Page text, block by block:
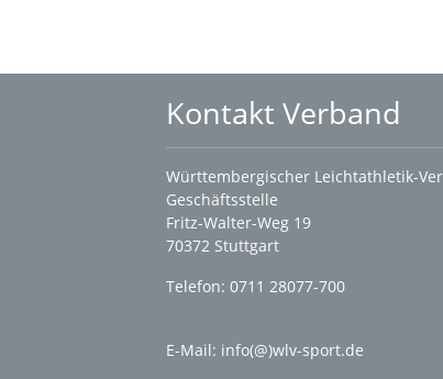
Kontakt Verband
Württembergischer Leichtathletik-
Geschäftsstelle
Fritz-Walter-Weg 19
70372 Stuttgart
Telefon: 0711 28077-700
E-Mail: info(@)wlv-sport.de